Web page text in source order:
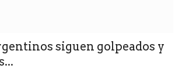
siguen golpeados y